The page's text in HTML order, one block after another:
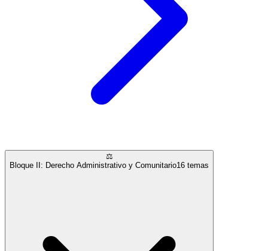
⚖️
Bloque II: Derecho Administrativo y Comunitario16 temas